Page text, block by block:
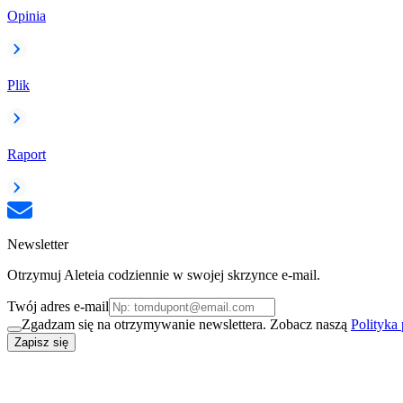
Opinia
Plik
Raport
Newsletter
Otrzymuj Aleteia codziennie w swojej skrzynce e-mail.
Twój adres e-mail
Zgadzam się na otrzymywanie newslettera. Zobacz naszą Polityka
Zapisz się